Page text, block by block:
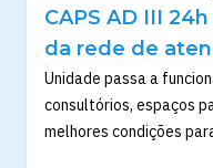
CAPS AD III
da rede de
Unidade passa a
consultórios, espaços
melhores condições